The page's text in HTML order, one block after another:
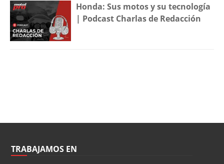
Honda: Sus motos y su tecnología
| Podcast Charlas de Redacción
TRABAJAMOS EN